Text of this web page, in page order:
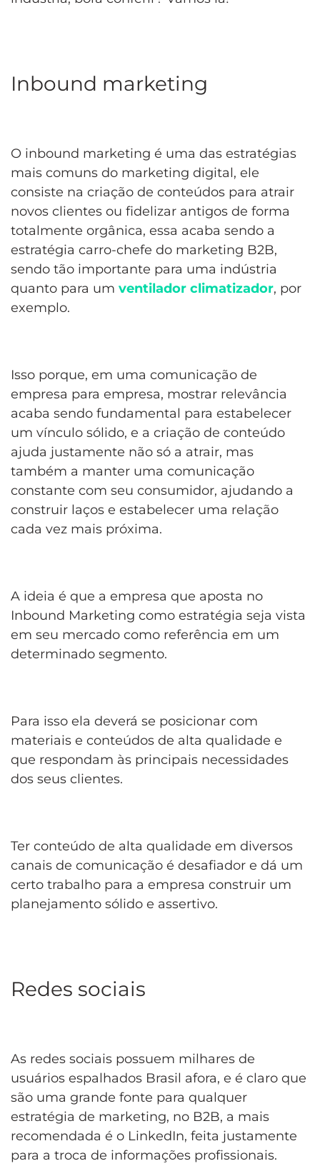
Inbound marketing
O inbound marketing é uma das estratégias
mais comuns do marketing digital, ele
consiste na criação de conteúdos para atrair
novos clientes ou fidelizar antigos de forma
totalmente orgânica, essa acaba sendo a
estratégia carro-chefe do marketing B2B,
sendo tão importante para uma indústria
quanto para um ventilador climatizador, por
exemplo.
Isso porque, em uma comunicação de
empresa para empresa, mostrar relevância
acaba sendo fundamental para estabelecer
um vínculo sólido, e a criação de conteúdo
ajuda justamente não só a atrair, mas
também a manter uma comunicação
constante com seu consumidor, ajudando a
construir laços e estabelecer uma relação
cada vez mais próxima.
A ideia é que a empresa que aposta no
Inbound Marketing como estratégia seja vista
em seu mercado como referência em um
determinado segmento.
Para isso ela deverá se posicionar com
materiais e conteúdos de alta qualidade e
que respondam às principais necessidades
dos seus clientes.
Ter conteúdo de alta qualidade em diversos
canais de comunicação é desafiador e dá um
certo trabalho para a empresa construir um
planejamento sólido e assertivo.
Redes sociais
As redes sociais possuem milhares de
usuários espalhados Brasil afora, e é claro que
são uma grande fonte para qualquer
estratégia de marketing, no B2B, a mais
recomendada é o LinkedIn, feita justamente
para a troca de informações profissionais.